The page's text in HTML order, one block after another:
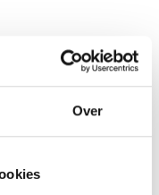
Over
editor
online tool van het
voorheen toegang
nu ook bij de nieuwe
een account